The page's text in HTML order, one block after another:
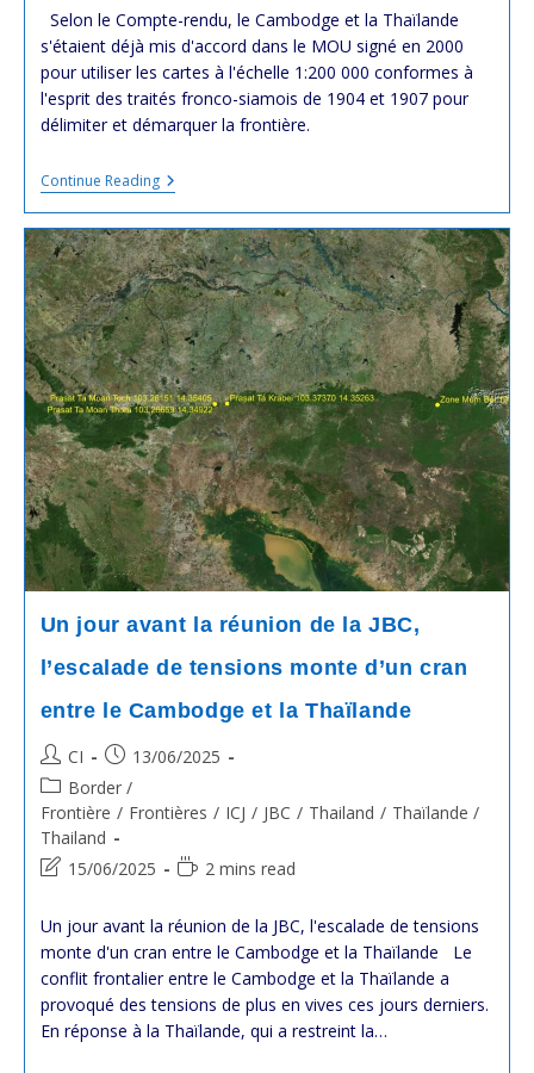
modified:
Selon le Compte-rendu, le Cambodge et la Thaïlande
s'étaient déjà mis d'accord dans le MOU signé en 2000
pour utiliser les cartes à l'échelle 1:200 000 conformes à
l'esprit des traités fronco-siamois de 1904 et 1907 pour
délimiter et démarquer la frontière.
Continue ReadingCompte-
Rendu
De
La
6ème
Réunion
De
La
JBC
Commission
Mixte
Des
Frontières
Entre
Le
#Cambodge
Et
La
#Thaïlande
Tenue
À
Phnom
Le
14
Juin
2025
Un jour avant la réunion de la JBC,
l’escalade de tensions monte d’un cran
entre le Cambodge et la Thaïlande
Post
author:
CI
Post
published:
13/06/2025
Post
category:
Border /
Frontière / Frontières / ICJ / JBC / Thailand / Thaïlande /
Thailand
Post
modified:
15/06/2025
Reading2 mins read
Un jour avant la réunion de la JBC, l'escalade de tensions
monte d'un cran entre le Cambodge et la Thaïlande Le
conflit frontalier entre le Cambodge et la Thaïlande a
provoqué des tensions de plus en vives ces jours derniers.
En réponse à la Thaïlande, qui a restreint la…